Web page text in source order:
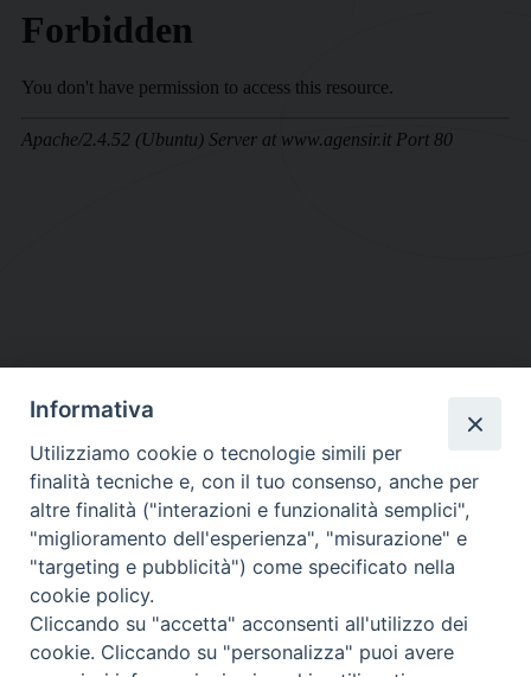
DIOCESI SUBURBICARIA DI ALBANO
Contatti:Tel.: 06.93268401 - Fax.: 06.9323844
E-mail:curia@diocesidialbano.it
Orari: dal Lunedì al Venerdì Ore: 9:00 - 13:00
Lunedì, Mercoledì e Venerdì, Ore 9:30 - 12:30
Informativa
Utilizziamo cookie o tecnologie simili per
finalità tecniche e, con il tuo consenso, anche per
altre finalità ("interazioni e funzionalità semplici",
"miglioramento dell'esperienza", "misurazione" e
"targeting e pubblicità") come specificato nella
cookie policy.
Cliccando su "accetta" acconsenti all'utilizzo dei
cookie. Cliccando su "personalizza" puoi avere